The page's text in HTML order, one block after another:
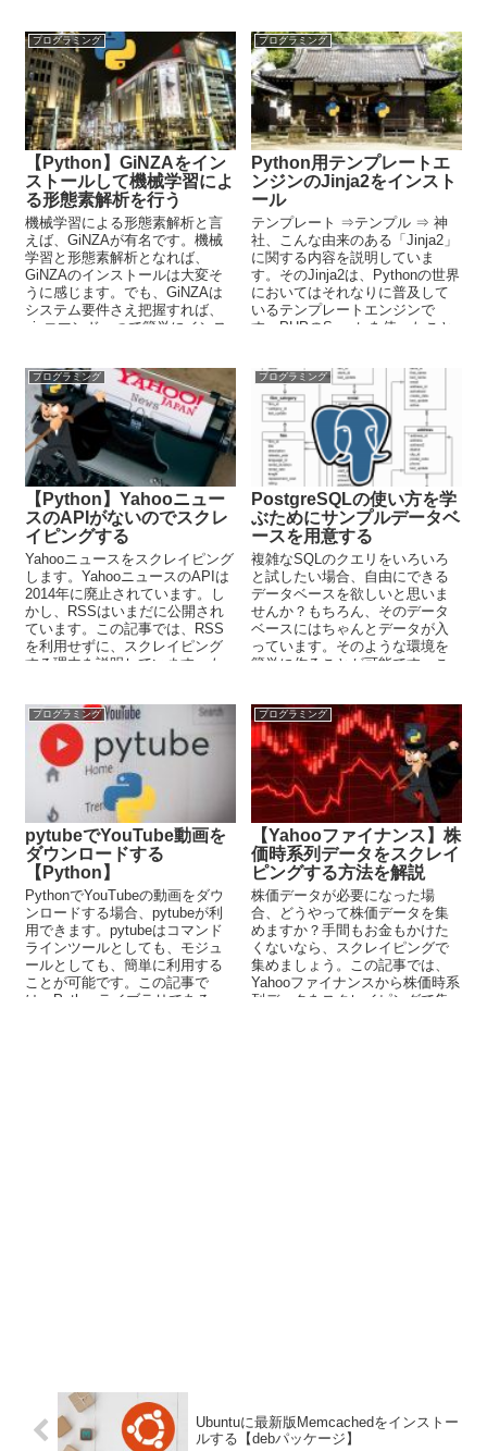
プログラミング
【Python】GiNZAをイン
ストールして機械学習によ
る形態素解析を行う
機械学習による形態素解析と言
えば、GiNZAが有名です。機械
学習と形態素解析となれば、
GiNZAのインストールは大変そ
うに感じます。でも、GiNZAは
システム要件さえ把握すれば、
pipコマンド一つで簡単にインス
プログラミング
Python用テンプレートエ
ンジンのJinja2をインスト
ール
テンプレート ⇒テンプル ⇒ 神
社、こんな由来のある「Jinja2」
に関する内容を説明していま
す。そのJinja2は、Pythonの世界
においてはそれなりに普及して
いるテンプレートエンジンで
す。PHPのSmartyを使ったこと
プログラミング
【Python】Yahooニュー
スのAPIがないのでスクレ
イピングする
Yahooニュースをスクレイピング
します。YahooニュースのAPIは
2014年に廃止されています。し
かし、RSSはいまだに公開され
ています。この記事では、RSS
を利用せずに、スクレイピング
する理由を説明しています。も
プログラミング
PostgreSQLの使い方を学
ぶためにサンプルデータベ
ースを用意する
複雑なSQLのクエリをいろいろ
と試したい場合、自由にできる
データベースを欲しいと思いま
せんか？もちろん、そのデータ
ベースにはちゃんとデータが入
っています。そのような環境を
簡単に作ることが可能です。こ
ます。
プログラミング
pytubeでYouTube動画を
ダウンロードする
【Python】
PythonでYouTubeの動画をダウ
ンロードする場合、pytubeが利
用できます。pytubeはコマンド
ラインツールとしても、モジュ
ールとしても、簡単に利用する
ことが可能です。この記事で
は、Pythonライブラリである
プログラミング
【Yahooファイナンス】株
価時系列データをスクレイ
ピングする方法を解説
株価データが必要になった場
合、どうやって株価データを集
めますか？手間もお金もかけた
くないなら、スクレイピングで
集めましょう。この記事では、
Yahooファイナンスから株価時系
列データをスクレイピングで集
Ubuntuに最新版Memcachedをインストー
ルする【debパッケージ】